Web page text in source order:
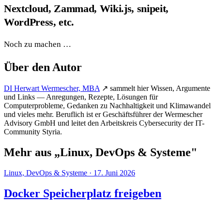
Nextcloud, Zammad, Wiki.js, snipeit,
WordPress, etc.
Noch zu machen …
Über den Autor
DI Herwart Wermescher, MBA ↗ sammelt hier Wissen, Argumente
und Links — Anregungen, Rezepte, Lösungen für
Computerprobleme, Gedanken zu Nachhaltigkeit und Klimawandel
und vieles mehr. Beruflich ist er Geschäftsführer der Wermescher
Advisory GmbH und leitet den Arbeitskreis Cybersecurity der IT-
Community Styria.
Mehr aus „Linux, DevOps & Systeme"
Linux, DevOps & Systeme · 17. Juni 2026
Docker Speicherplatz freigeben